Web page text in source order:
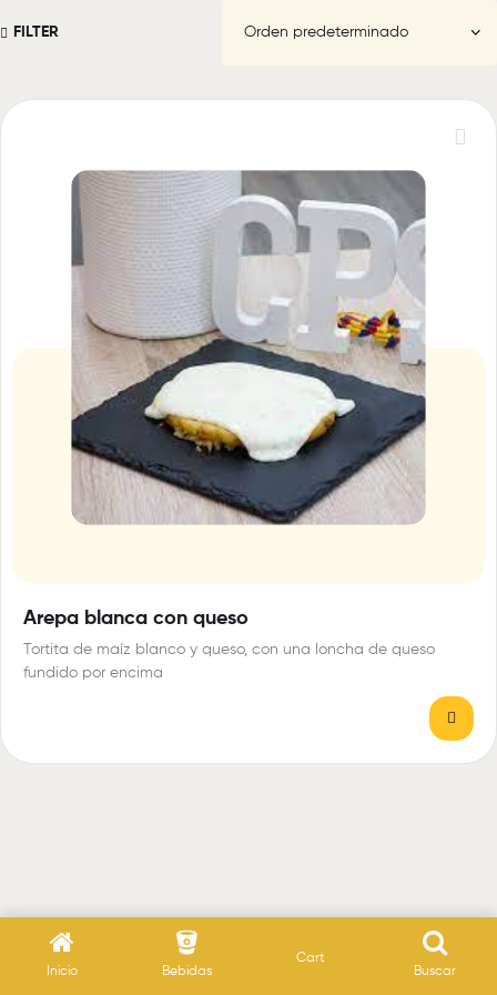
FILTER
Arepa blanca con queso
Tortita de maíz blanco y queso, con una loncha de queso
fundido por encima
Inicio Bebidas
Cart
Buscar